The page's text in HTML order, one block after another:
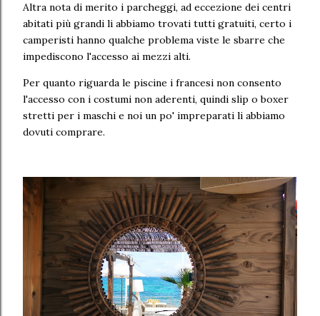
Altra nota di merito i parcheggi, ad eccezione dei centri
abitati più grandi li abbiamo trovati tutti gratuiti, certo i
camperisti hanno qualche problema viste le sbarre che
impediscono l'accesso ai mezzi alti.
Per quanto riguarda le piscine i francesi non consento
l'accesso con i costumi non aderenti, quindi slip o boxer
stretti per i maschi e noi un po' impreparati li abbiamo
dovuti comprare.